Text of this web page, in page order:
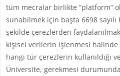
tüm mecralar birlikte “platform”
sunabilmek için başta 6698
şekilde çerezlerden
kişisel verilerin işlenmesi halinde
hangi tür çerezlerin kullanıldığı
Üniversite, gerekmesi